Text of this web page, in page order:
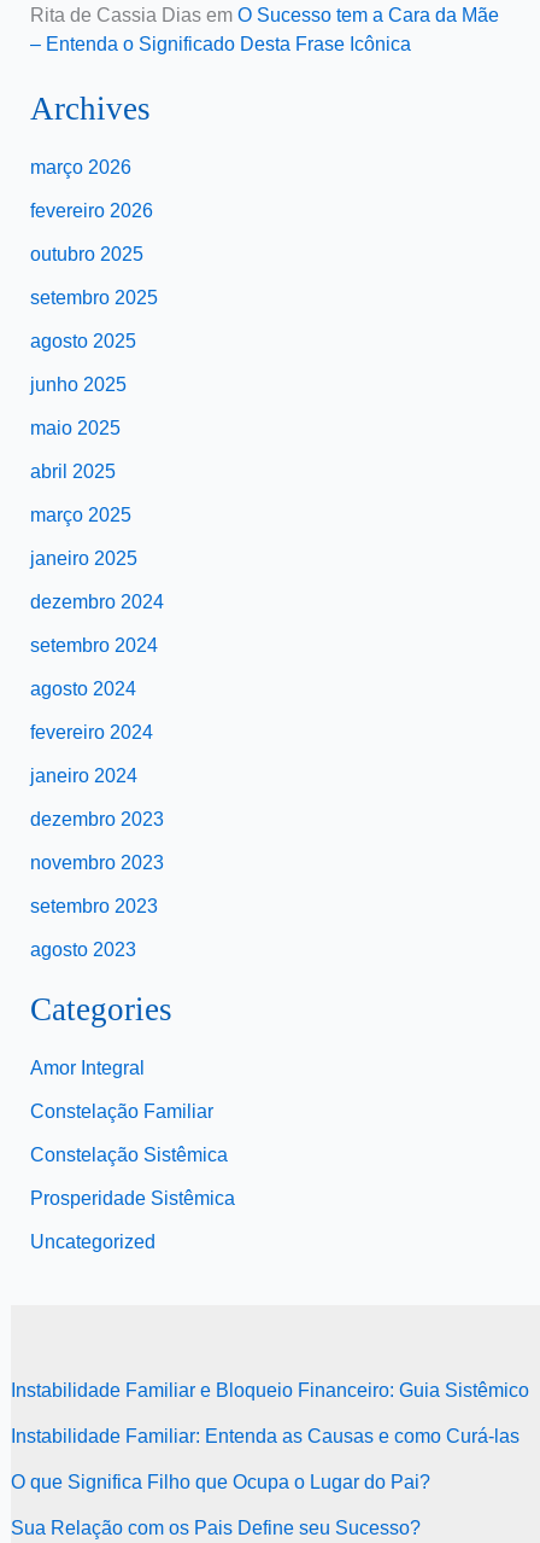
Rita de Cassia Diasem O Sucesso tem a Cara da Mãe
– Entenda o Significado Desta Frase Icônica
Archives
março 2026
fevereiro 2026
outubro 2025
setembro 2025
agosto 2025
junho 2025
maio 2025
abril 2025
março 2025
janeiro 2025
dezembro 2024
setembro 2024
agosto 2024
fevereiro 2024
janeiro 2024
dezembro 2023
novembro 2023
setembro 2023
agosto 2023
Categories
Amor Integral
Constelação Familiar
Constelação Sistêmica
Prosperidade Sistêmica
Uncategorized
Instabilidade Familiar e Bloqueio Financeiro: Guia Sistêmico
Instabilidade Familiar: Entenda as Causas e como Curá-las
O que Significa Filho que Ocupa o Lugar do Pai?
Sua Relação com os Pais Define seu Sucesso?